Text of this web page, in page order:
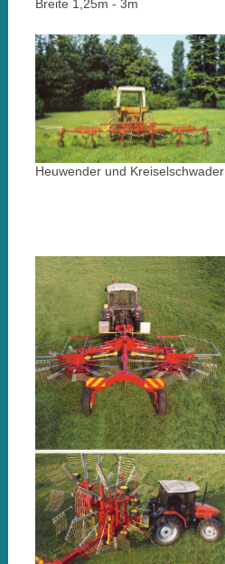
Breite 1,25m - 3m
Heuwender und Kreiselschwader